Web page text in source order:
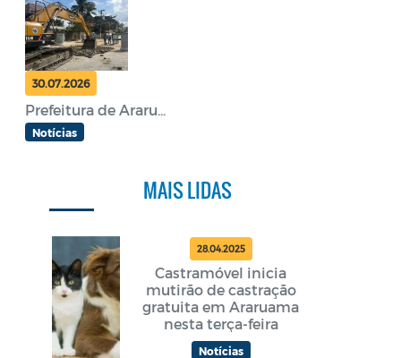
30.07.2026
Prefeitura de Araru...
Notícias
MAIS LIDAS
28.04.2025
Castramóvel inicia
mutirão de castração
gratuita em Araruama
nesta terça-feira
Notícias